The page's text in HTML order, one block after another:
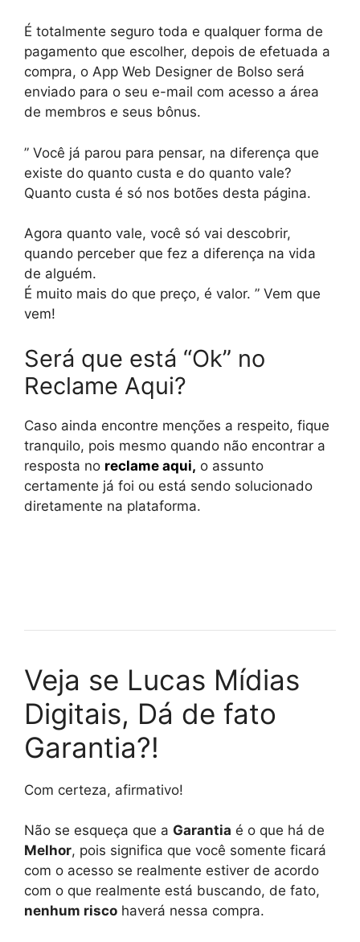
É totalmente seguro toda e qualquer forma de
pagamento que escolher, depois de efetuada a
compra, o App Web Designer de Bolso será
enviado para o seu e-mail com acesso a área
de membros e seus bônus.
” Você já parou para pensar, na diferença que
existe do quanto custa e do quanto vale?
Quanto custa é só nos botões desta página.
Agora quanto vale, você só vai descobrir,
quando perceber que fez a diferença na vida
de alguém.
É muito mais do que preço, é valor. ” Vem que
vem!
Será que está “Ok” no
Reclame Aqui?
Caso ainda encontre menções a respeito, fique
tranquilo, pois mesmo quando não encontrar a
resposta no reclame aqui, o assunto
certamente já foi ou está sendo solucionado
diretamente na plataforma.
Veja se Lucas Mídias
Digitais, Dá de fato
Garantia?!
Com certeza, afirmativo!
Não se esqueça que a Garantia é o que há de
Melhor, pois significa que você somente ficará
com o acesso se realmente estiver de acordo
com o que realmente está buscando, de fato,
nenhum risco haverá nessa compra.